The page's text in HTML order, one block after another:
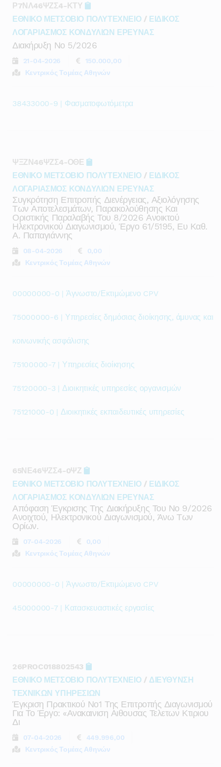
Ρ7ΝΛ46ΨΖΣ4-ΚΤΥ
ΕΘΝΙΚΟ ΜΕΤΣΟΒΙΟ ΠΟΛΥΤΕΧΝΕΙΟ/ ΕΙΔΙΚΟΣ
ΛΟΓΑΡΙΑΣΜΟΣ ΚΟΝΔΥΛΙΩΝ ΕΡΕΥΝΑΣ
Διακήρυξη Νο 5/2026
21-04-2026
150.000,00
Κεντρικός Τομέας Αθηνών
38433000-9 | Φασματοφωτόμετρα
ΨΞΖΝ46ΨΖΣ4-ΟΘΕ
ΕΘΝΙΚΟ ΜΕΤΣΟΒΙΟ ΠΟΛΥΤΕΧΝΕΙΟ/ ΕΙΔΙΚΟΣ
ΛΟΓΑΡΙΑΣΜΟΣ ΚΟΝΔΥΛΙΩΝ ΕΡΕΥΝΑΣ
Συγκρότηση Επιτροπής Διενέργειας, Αξιολόγησης
Των Αποτελεσμάτων, Παρακολούθησης Και
Οριστικής Παραλαβής Του 8/2026 Ανοικτού
Ηλεκτρονικού Διαγωνισμού, Έργο 61/5195, Ευ Καθ.
Α. Παπαγιάννης
08-04-2026
0,00
Κεντρικός Τομέας Αθηνών
00000000-0 | Άγνωστο/Εκτιμώμενο CPV
75000000-6 | Υπηρεσίες δημόσιας διοίκησης, άμυνας και
κοινωνικής ασφάλισης
75100000-7 | Υπηρεσίες διοίκησης
75120000-3 | Διοικητικές υπηρεσίες οργανισμών
75121000-0 | Διοικητικές εκπαιδευτικές υπηρεσίες
65ΝΕ46ΨΖΣ4-0ΨΖ
ΕΘΝΙΚΟ ΜΕΤΣΟΒΙΟ ΠΟΛΥΤΕΧΝΕΙΟ/ ΕΙΔΙΚΟΣ
ΛΟΓΑΡΙΑΣΜΟΣ ΚΟΝΔΥΛΙΩΝ ΕΡΕΥΝΑΣ
Απόφαση Έγκρισης Της Διακήρυξης Του Νο 9/2026
Ανοιχτού, Ηλεκτρονικού Διαγωνισμού, Άνω Των
Ορίων.
07-04-2026
0,00
Κεντρικός Τομέας Αθηνών
00000000-0 | Άγνωστο/Εκτιμώμενο CPV
45000000-7 | Κατασκευαστικές εργασίες
26PROC018802543
ΕΘΝΙΚΟ ΜΕΤΣΟΒΙΟ ΠΟΛΥΤΕΧΝΕΙΟ/ ΔΙΕΥΘΥΝΣΗ
ΤΕΧΝΙΚΩΝ ΥΠΗΡΕΣΙΩΝ
Έγκριση Πρακτικού Νο1 Της Επιτροπής Διαγωνισμού
Για Το Έργο: «ανακαινιση Αιθουσας Τελετων Κτιριου
Δι
07-04-2026
449.996,00
Κεντρικός Τομέας Αθηνών